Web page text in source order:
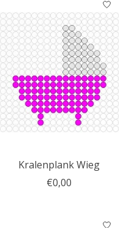
Kralenplank Wieg
€0,00